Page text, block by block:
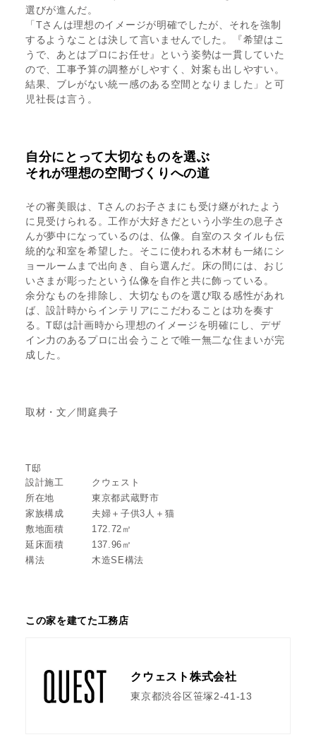
選びが進んだ。
「Tさんは理想のイメージが明確でしたが、それを強制
するようなことは決して言いませんでした。『希望はこ
うで、あとはプロにお任せ』という姿勢は一貫していた
ので、工事予算の調整がしやすく、対案も出しやすい。
結果、ブレがない統一感のある空間となりました」と可
児社長は言う。
自分にとって大切なものを選ぶ
それが理想の空間づくりへの道
その審美眼は、Tさんのお子さまにも受け継がれたよう
に見受けられる。工作が大好きだという小学生の息子さ
んが夢中になっているのは、仏像。自室のスタイルも伝
統的な和室を希望した。そこに使われる木材も一緒にシ
ョールームまで出向き、自ら選んだ。床の間には、おじ
いさまが彫ったという仏像を自作と共に飾っている。
余分なものを排除し、大切なものを選び取る感性があれ
ば、設計時からインテリアにこだわることは功を奏す
る。T邸は計画時から理想のイメージを明確にし、デザ
イン力のあるプロに出会うことで唯一無二な住まいが完
成した。
取材・文／間庭典子
T邸
設計施工
クウェスト
所在地
東京都武蔵野市
家族構成
夫婦＋子供3人＋猫
敷地面積
172.72㎡
延床面積
137.96㎡
構法
木造SE構法
この家を建てた工務店
クウェスト株式会社
東京都渋谷区笹塚2-41-13